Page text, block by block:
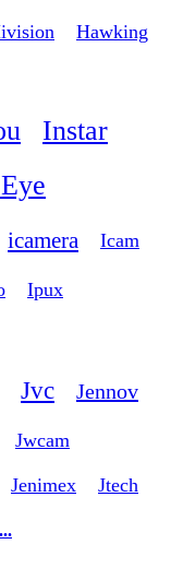
Hawking
Instar
icamera Icam
Ipux
Jvc Jennov
Jwcam
Jenimex Jtech
...